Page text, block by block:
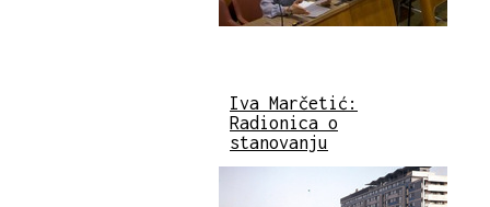
Iva Marčetić:
Radionica o
stanovanju